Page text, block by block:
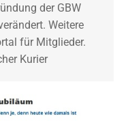
der GBW
Weitere
für Mitglieder.
Kurier